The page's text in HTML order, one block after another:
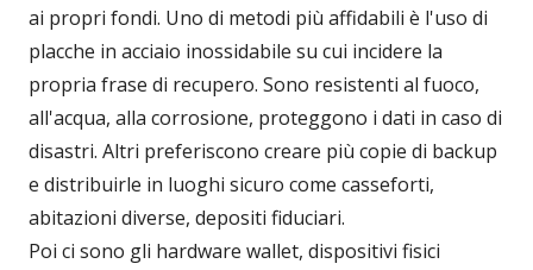
ai propri fondi. Uno di metodi più affidabili è l'uso di
placche in acciaio inossidabile su cui incidere la
propria frase di recupero. Sono resistenti al fuoco,
all'acqua, alla corrosione, proteggono i dati in caso di
disastri. Altri preferiscono creare più copie di backup
e distribuirle in luoghi sicuro come casseforti,
abitazioni diverse, depositi fiduciari.
Poi ci sono gli hardware wallet, dispositivi fisici